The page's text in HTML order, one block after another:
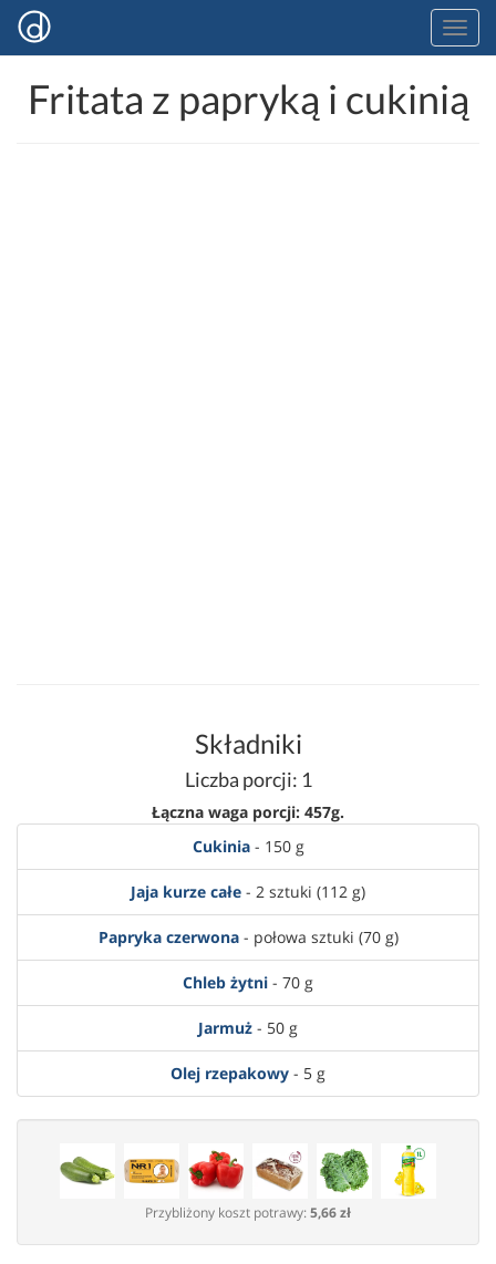
Fritata z papryką i cukinią
Składniki
Liczba porcji: 1
Łączna waga porcji: 457g.
Cukinia- 150 g
Jaja kurze całe - 2 sztuki (112 g)
Papryka czerwona- połowa sztuki (70 g)
Chleb żytni - 70 g
Jarmuż - 50 g
Olej rzepakowy - 5 g
Przybliżony koszt potrawy:5,66 zł